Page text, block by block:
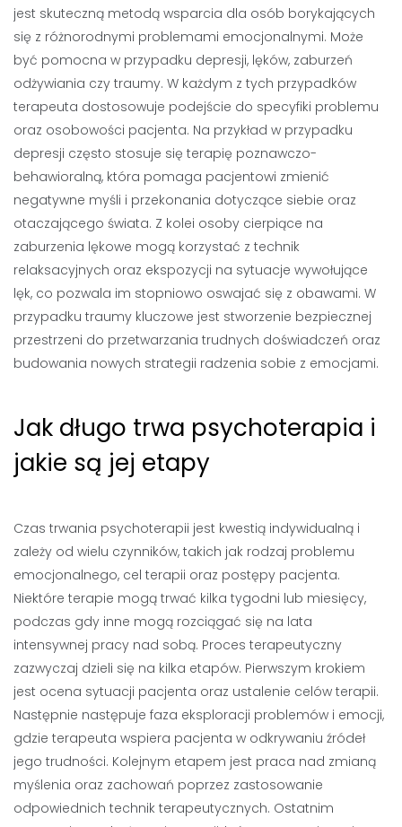
jest skuteczną metodą wsparcia dla osób borykających
się z różnorodnymi problemami emocjonalnymi. Może
być pomocna w przypadku depresji, lęków, zaburzeń
odżywiania czy traumy. W każdym z tych przypadków
terapeuta dostosowuje podejście do specyfiki problemu
oraz osobowości pacjenta. Na przykład w przypadku
depresji często stosuje się terapię poznawczo-
behawioralną, która pomaga pacjentowi zmienić
negatywne myśli i przekonania dotyczące siebie oraz
otaczającego świata. Z kolei osoby cierpiące na
zaburzenia lękowe mogą korzystać z technik
relaksacyjnych oraz ekspozycji na sytuacje wywołujące
lęk, co pozwala im stopniowo oswajać się z obawami. W
przypadku traumy kluczowe jest stworzenie bezpiecznej
przestrzeni do przetwarzania trudnych doświadczeń oraz
budowania nowych strategii radzenia sobie z emocjami.
Jak długo trwa psychoterapia i
jakie są jej etapy
Czas trwania psychoterapii jest kwestią indywidualną i
zależy od wielu czynników, takich jak rodzaj problemu
emocjonalnego, cel terapii oraz postępy pacjenta.
Niektóre terapie mogą trwać kilka tygodni lub miesięcy,
podczas gdy inne mogą rozciągać się na lata
intensywnej pracy nad sobą. Proces terapeutyczny
zazwyczaj dzieli się na kilka etapów. Pierwszym krokiem
jest ocena sytuacji pacjenta oraz ustalenie celów terapii.
Następnie następuje faza eksploracji problemów i emocji,
gdzie terapeuta wspiera pacjenta w odkrywaniu źródeł
jego trudności. Kolejnym etapem jest praca nad zmianą
myślenia oraz zachowań poprzez zastosowanie
odpowiednich technik terapeutycznych. Ostatnim